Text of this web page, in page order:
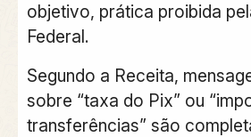
objetivo, prática proibida
Federal.
Segundo a Receita,
sobre “taxa do Pix” ou
transferências” são